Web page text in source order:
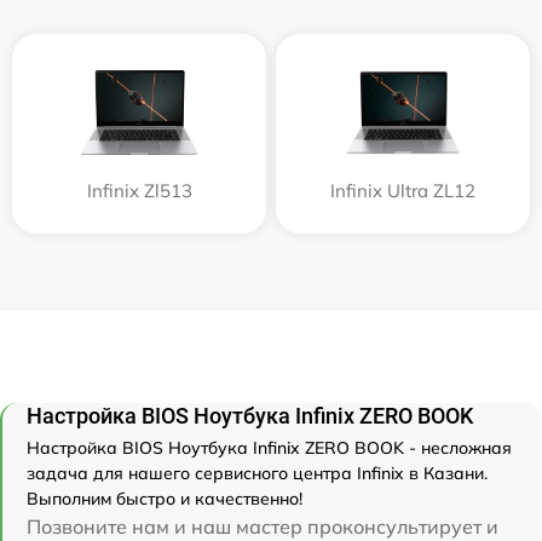
Infinix Zl513 Infinix Ultra ZL12
Настройка BIOS Ноутбука Infinix ZERO BOOK
Настройка BIOS Ноутбука Infinix ZERO BOOK - несложная
задача для нашего сервисного центра Infinix в Казани.
Выполним быстро и качественно!
Позвоните нам и наш мастер проконсультирует и